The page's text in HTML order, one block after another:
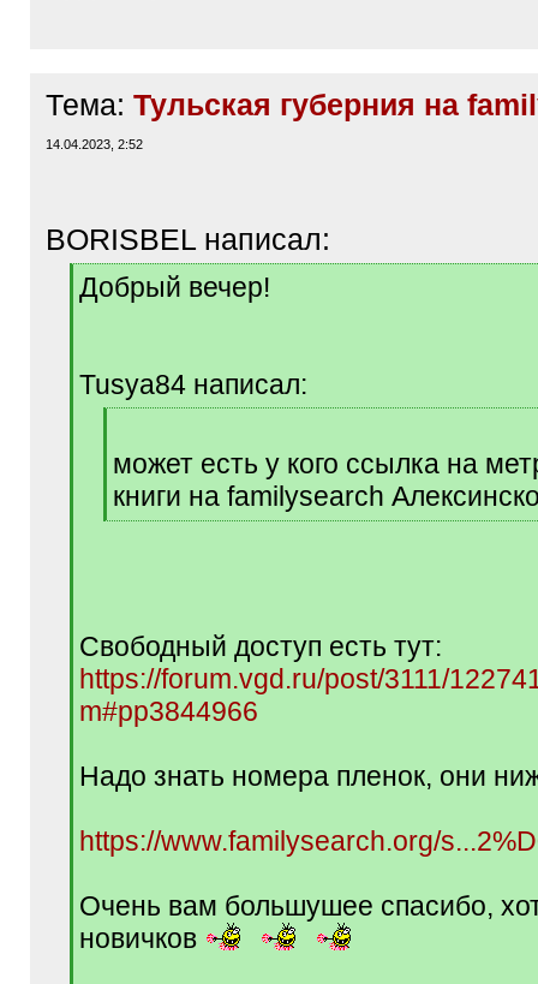
Тема: Тульская губерния на
14.04.2023, 2:52
BORISBEL написал:
q
Добрый вечер!
Tusya84 написал:
]
может есть у кого ссылка на
книги на familysearch
[
Свободный доступ есть тут:
https://forum.vgd.ru/post/3111/
m#pp3844966
Надо знать номера пленок, они
https://www.familysearch.org/
Очень вам большушее спасибо,
новичков